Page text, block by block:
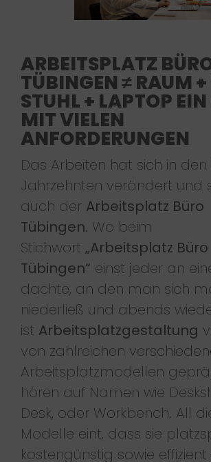
ARBEITSPLATZ
TÜBINGEN ≠ RAUM
STUHL + LAPTOP EIN
MIT VIELEN
ANFORDERUNGEN
Das Arbeiten hat sich in
Jahrzehnten verändert und
auch der Arbeitsplatz Büro
Tübingen. Wo beim
Stichwort „Arbeitsplatz Büro
Tübingen“ einst jeder an
dachte, an den man sich
niederließ und abends
ist Arbeitsplatzgestaltung
von zahlreichen
Arbeitsplatzmodellen
hören auf Namen wie
Desk, oder Workbench. All
Modelle eint, dass sie
kostengünstig sowie